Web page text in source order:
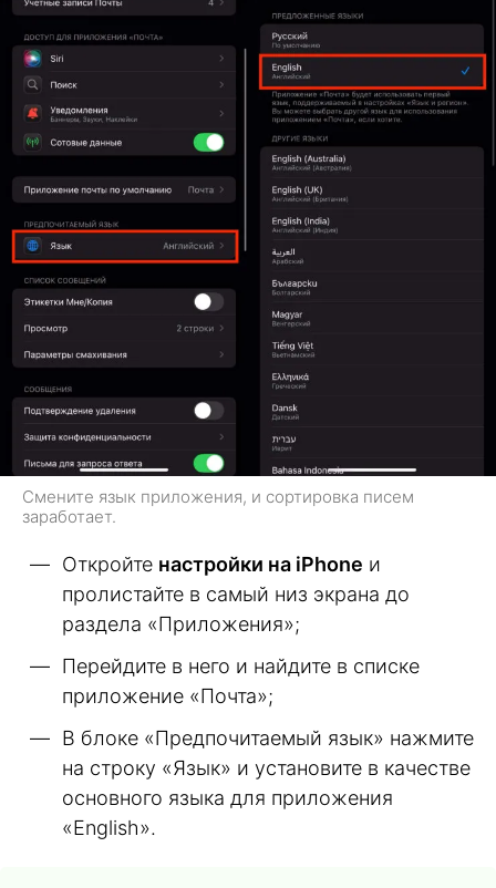
Смените язык приложения, и сортировка писем
заработает.
Откройте настройки на iPhone и
пролистайте в самый низ экрана до
раздела «Приложения»;
Перейдите в него и найдите в списке
приложение «Почта»;
В блоке «Предпочитаемый язык» нажмите
на строку «Язык» и установите в качестве
основного языка для приложения
«English».